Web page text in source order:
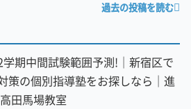
過去の投稿を読む
期中間試験範囲予測!｜新宿区で
策の個別指導塾をお探しなら｜進
田馬場教室